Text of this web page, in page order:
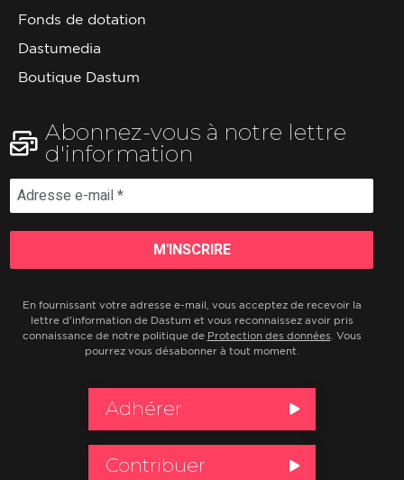
Fonds de dotation
Dastumedia
Boutique Dastum
Abonnez-vous à notre lettre
d'information
En fournissant votre adresse e-mail, vous acceptez de recevoir la
lettre d'information de Dastum et vous reconnaissez avoir pris
connaissance de notre politique de Protection des données . Vous
pourrez vous désabonner à tout moment.
Adhérer
Contribuer